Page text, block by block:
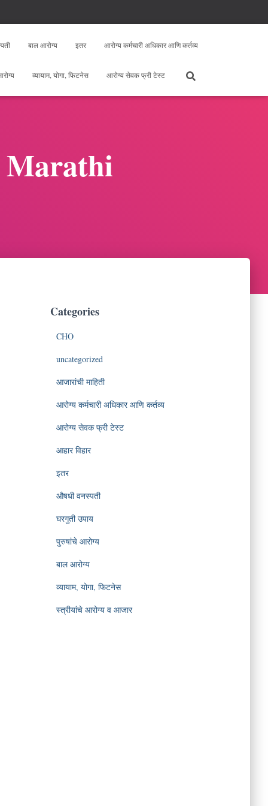
बाल आरोग्य इतर आरोग्य कर्मचारी अधिकार आणि कर्तव्य
व्यायाम, योगा, फिटनेस आरोग्य सेवक फ्री टेस्ट
Marathi
Categories
CHO
uncategorized
आजारांची माहिती
आरोग्य कर्मचारी अधिकार आणि कर्तव्य
आरोग्य सेवक फ्री टेस्ट
आहार विहार
इतर
औषधी वनस्पती
घरगुती उपाय
पुरुषांचे आरोग्य
बाल आरोग्य
व्यायाम, योगा, फिटनेस
स्त्रीयांचे आरोग्य व आजार